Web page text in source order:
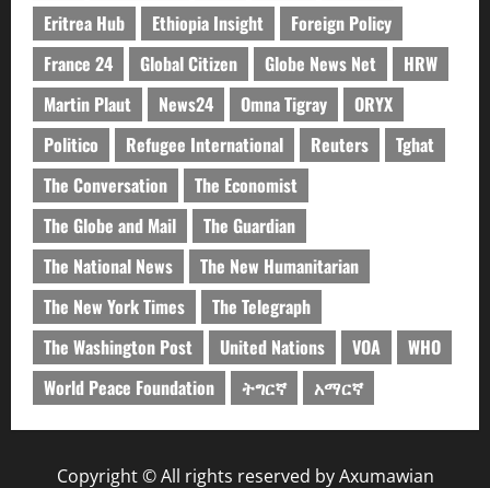
Eritrea Hub
Ethiopia Insight
Foreign Policy
France 24
Global Citizen Globe News Net
HRW
Martin Plaut
News24 Omna Tigray
ORYX
Politico
Refugee International Reuters
Tghat
The Conversation
The Economist
The Globe and Mail
The Guardian
The National News
The New Humanitarian
The New York Times
The Telegraph
The Washington Post
United Nations VOA
WHO
World Peace Foundation
ትግርኛ አማርኛ
Copyright © All rights reserved by Axumawian